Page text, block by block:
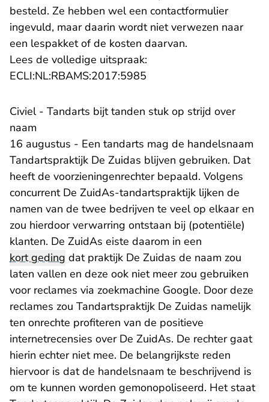
besteld. Ze hebben wel een contactformulier
ingevuld, maar daarin wordt niet verwezen naar
een lespakket of de kosten daarvan.
Lees de volledige uitspraak:
ECLI:NL:RBAMS:2017:5985
Civiel - Tandarts bijt tanden stuk op strijd over
naam
16 augustus - Een tandarts mag de handelsnaam
Tandartspraktijk De Zuidas blijven gebruiken. Dat
heeft de voorzieningenrechter bepaald. Volgens
concurrent De ZuidAs-tandartspraktijk lijken de
namen van de twee bedrijven te veel op elkaar en
zou hierdoor verwarring ontstaan bij (potentiële)
klanten. De ZuidAs eiste daarom in een
kort geding dat praktijk De Zuidas de naam zou
laten vallen en deze ook niet meer zou gebruiken
voor reclames via zoekmachine Google. Door deze
reclames zou Tandartspraktijk De Zuidas namelijk
ten onrechte profiteren van de positieve
internetrecensies over De ZuidAs. De rechter gaat
hierin echter niet mee. De belangrijkste reden
hiervoor is dat de handelsnaam te beschrijvend is
om te kunnen worden gemonopoliseerd. Het staat